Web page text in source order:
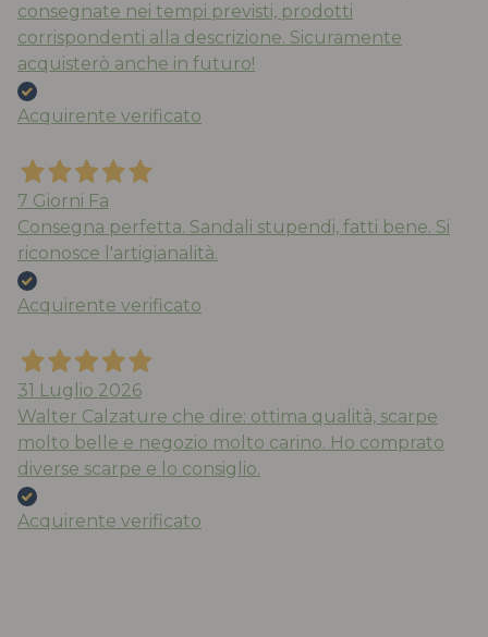
consegnate nei tempi previsti, prodotti
corrispondenti alla descrizione. Sicuramente
acquisterò anche in futuro!
Acquirente verificato
7 Giorni Fa
Consegna perfetta. Sandali stupendi, fatti bene. Si
riconosce l'artigianalità.
Acquirente verificato
31 Luglio 2026
Walter Calzature che dire: ottima qualità, scarpe
molto belle e negozio molto carino. Ho comprato
diverse scarpe e lo consiglio.
Acquirente verificato